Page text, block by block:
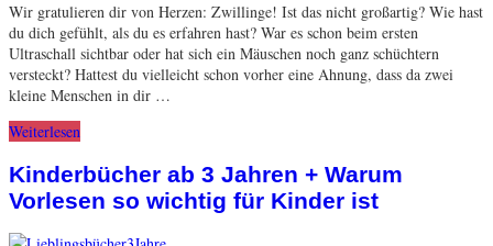
Wir gratulieren dir von Herzen: Zwillinge! Ist das nicht großartig? Wie hast
du dich gefühlt, als du es erfahren hast? War es schon beim ersten
Ultraschall sichtbar oder hat sich ein Mäuschen noch ganz schüchtern
versteckt? Hattest du vielleicht schon vorher eine Ahnung, dass da zwei
kleine Menschen in dir …
Weiterlesen
Kinderbücher ab 3 Jahren + Warum
Vorlesen so wichtig für Kinder ist